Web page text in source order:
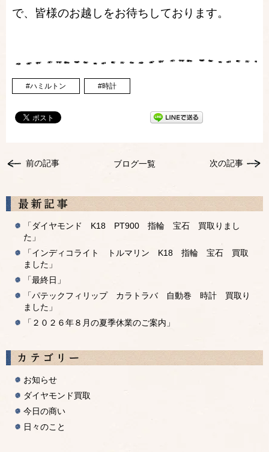
で、皆様のお越しをお待ちしております。
#ハミルトン #時計
前の記事 次の記事
ブログ一覧
「ダイヤモンド K18 PT900 指輪 宝石 買取りまし
た」
「インディコライト トルマリン K18 指輪 宝石 買取
ました」
「最終日」
「パテックフィリップ カラトラバ 自動巻 時計 買取り
ました」
「２０２６年８月の夏季休業のご案内」
お知らせ
ダイヤモンド買取
今日の商い
日々のこと